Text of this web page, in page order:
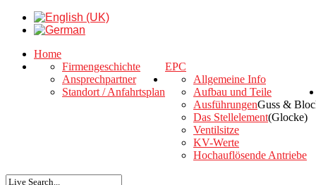
Home
EPC
Firmengeschichte
Ansprechpartner
Standort / Anfahrtsplan
Allgemeine Info
Aufbau und Teile
AusführungenGuss &
Das Stellelement(Glocke)
Ventilsitze
KV-Werte
Hochauflösende Antriebe